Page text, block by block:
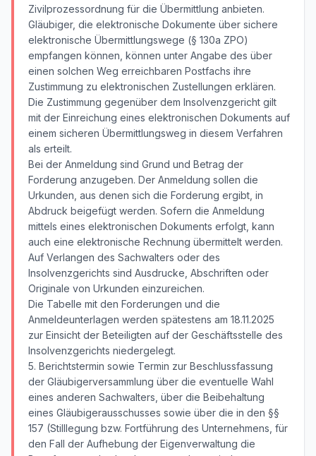
Zivilprozessordnung für die Übermittlung anbieten.
Gläubiger, die elektronische Dokumente über sichere
elektronische Übermittlungswege (§ 130a ZPO)
empfangen können, können unter Angabe des über
einen solchen Weg erreichbaren Postfachs ihre
Zustimmung zu elektronischen Zustellungen erklären.
Die Zustimmung gegenüber dem Insolvenzgericht gilt
mit der Einreichung eines elektronischen Dokuments auf
einem sicheren Übermittlungsweg in diesem Verfahren
als erteilt.
Bei der Anmeldung sind Grund und Betrag der
Forderung anzugeben. Der Anmeldung sollen die
Urkunden, aus denen sich die Forderung ergibt, in
Abdruck beigefügt werden. Sofern die Anmeldung
mittels eines elektronischen Dokuments erfolgt, kann
auch eine elektronische Rechnung übermittelt werden.
Auf Verlangen des Sachwalters oder des
Insolvenzgerichts sind Ausdrucke, Abschriften oder
Originale von Urkunden einzureichen.
Die Tabelle mit den Forderungen und die
Anmeldeunterlagen werden spätestens am 18.11.2025
zur Einsicht der Beteiligten auf der Geschäftsstelle des
Insolvenzgerichts niedergelegt.
5. Berichtstermin sowie Termin zur Beschlussfassung
der Gläubigerversammlung über die eventuelle Wahl
eines anderen Sachwalters, über die Beibehaltung
eines Gläubigerausschusses sowie über die in den §§
157 (Stilllegung bzw. Fortführung des Unternehmens, für
den Fall der Aufhebung der Eigenverwaltung die